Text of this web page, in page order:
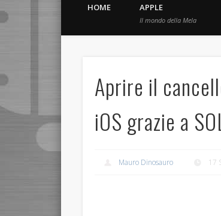
HOME APPLE
Il mondo della Mela
Aprire il
iOS grazie a
Mauro Dinosauro 17